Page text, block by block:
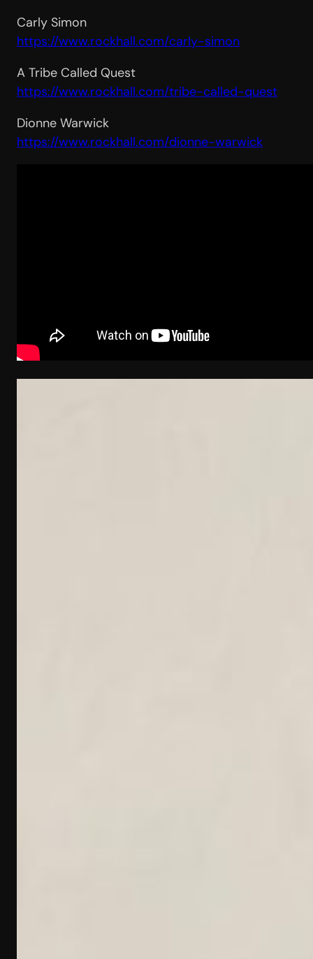
Carly Simon
https://www.rockhall.com/carly-simon
A Tribe Called Quest
https://www.rockhall.com/tribe-called-quest
Dionne Warwick
https://www.rockhall.com/dionne-warwick